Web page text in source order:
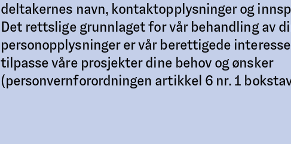
deltakernes navn, kontaktopplysninger og
Det rettslige grunnlaget for vår behandling av
personopplysninger er vår berettigede
tilpasse våre prosjekter dine behov og ønsker
(personvernforordningen artikkel 6 nr. 1